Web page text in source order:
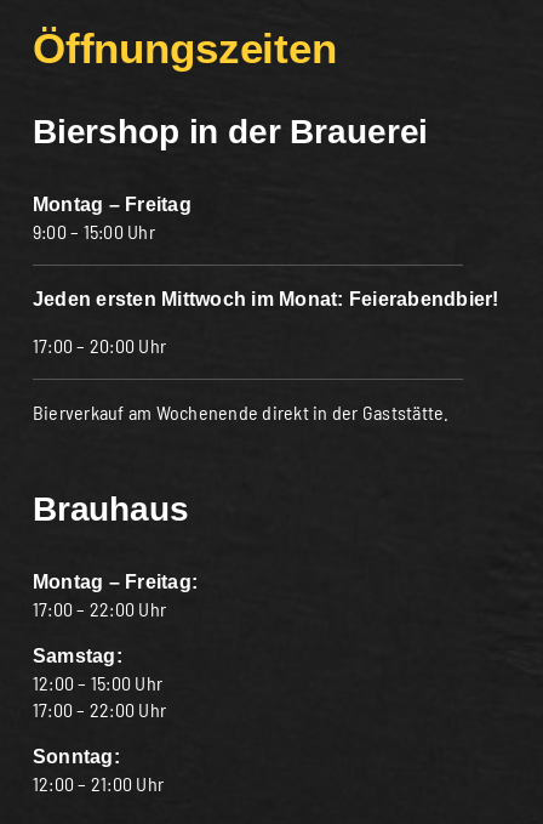
Öffnungszeiten
Biershop in der Brauerei
Montag – Freitag
9:00 – 15:00 Uhr
Jeden ersten Mittwoch im Monat: Feierabendbier!
17:00 – 20:00 Uhr
Bierverkauf am Wochenende direkt in der Gaststätte.
Brauhaus
Montag – Freitag:
17:00 – 22:00 Uhr
Samstag:
12:00 – 15:00 Uhr
17:00 – 22:00 Uhr
Sonntag:
12:00 – 21:00 Uhr